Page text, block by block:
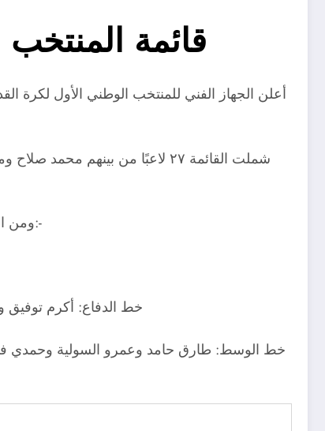
قائمة
أعلن الجهاز الفني للمنتخب الوطني الأول لكرة
شملت القائمة ٢٧ لاعبًا من
ومن المقرر أن ينطلق معسكر الفريق يوم السبت المقبل 28 أغسطس الحالي، حيث جاءت قائمة اللاعبين بالكامل على النحو الآتي:-
خط الدفاع: أكرم
خط الوسط: طارق حامد وعمرو السولية وحمدي